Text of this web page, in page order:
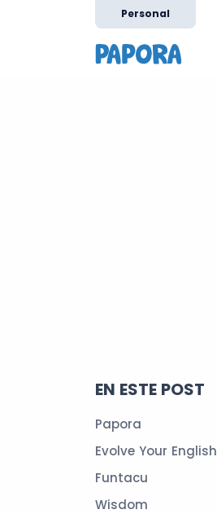
Personal
EN ESTE POST
Papora
Evolve Your English
Funtacu
Wisdom